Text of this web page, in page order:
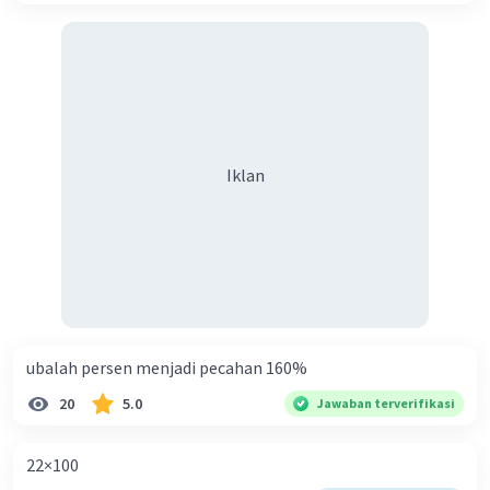
dan sisa dari pembagian dituliskan sebagai angka
penyebut.
Menjumlahkan dan Mengurangi Pecahan
angka penyebut, lalu kalikan setiap angka pembilang
Iklan
ubalah persen menjadi pecahan 160%
20 5.0 Jawaban terverifikasi
22×100